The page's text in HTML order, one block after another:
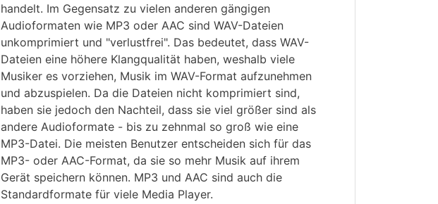
handelt. Im Gegensatz zu vielen anderen gängigen
Audioformaten wie MP3 oder AAC sind WAV-Dateien
unkomprimiert und "verlustfrei". Das bedeutet, dass WAV-
Dateien eine höhere Klangqualität haben, weshalb viele
Musiker es vorziehen, Musik im WAV-Format aufzunehmen
und abzuspielen. Da die Dateien nicht komprimiert sind,
haben sie jedoch den Nachteil, dass sie viel größer sind als
andere Audioformate - bis zu zehnmal so groß wie eine
MP3-Datei. Die meisten Benutzer entscheiden sich für das
MP3- oder AAC-Format, da sie so mehr Musik auf ihrem
Gerät speichern können. MP3 und AAC sind auch die
Standardformate für viele Media Player.